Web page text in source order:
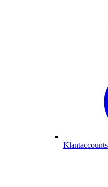
Klantaccounts